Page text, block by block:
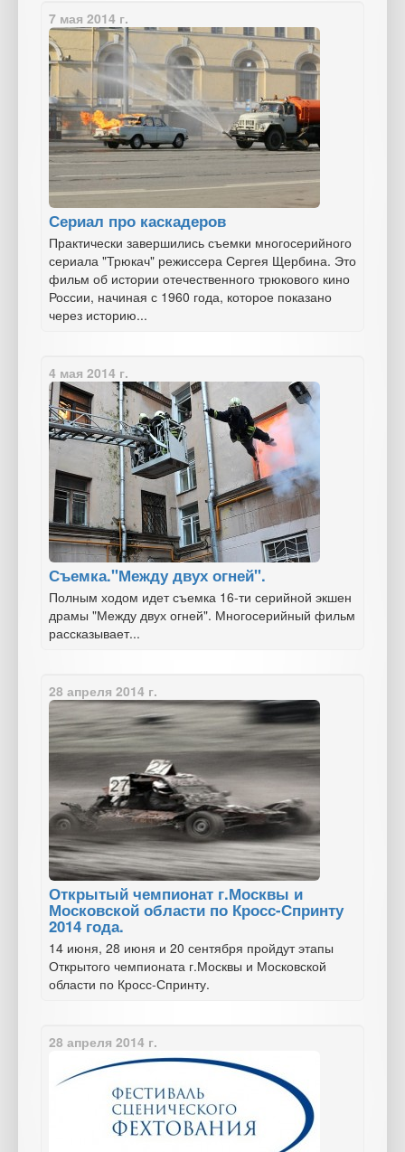
7 мая 2014 г.
Сериал про каскадеров
Практически завершились съемки многосерийного
сериала "Трюкач" режиссера Сергея Щербина. Это
фильм об истории отечественного трюкового кино
России, начиная с 1960 года, которое показано
через историю...
4 мая 2014 г.
Съемка."Между двух огней".
Полным ходом идет съемка 16-ти серийной экшен
драмы "Между двух огней". Многосерийный фильм
рассказывает...
28 апреля 2014 г.
Открытый чемпионат г.Москвы и
Московской области по Кросс-Спринту
2014 года.
14 июня, 28 июня и 20 сентября пройдут этапы
Открытого чемпионата г.Москвы и Московской
области по Кросс-Спринту.
28 апреля 2014 г.